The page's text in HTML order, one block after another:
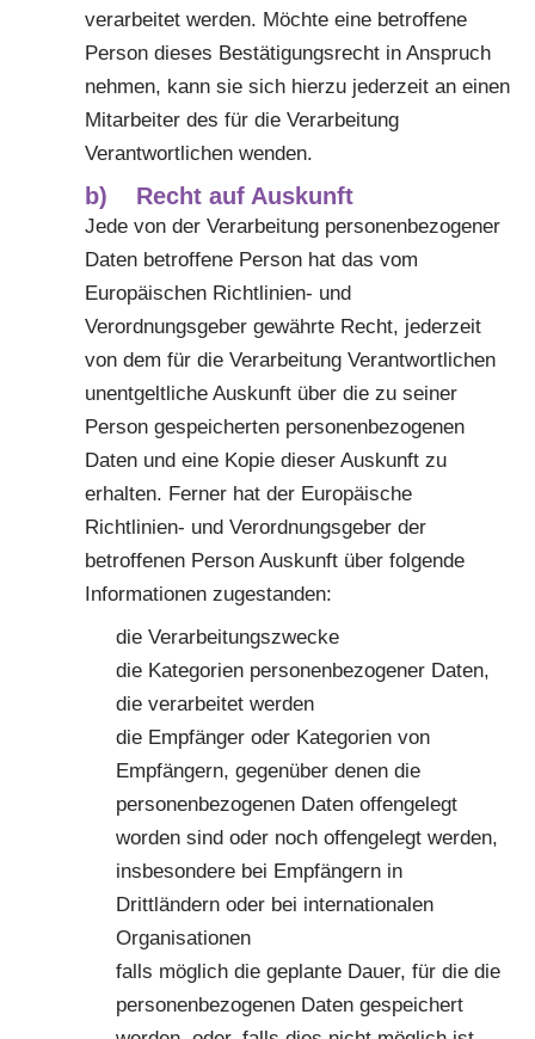
verarbeitet werden. Möchte eine betroffene
Person dieses Bestätigungsrecht in Anspruch
nehmen, kann sie sich hierzu jederzeit an einen
Mitarbeiter des für die Verarbeitung
Verantwortlichen wenden.
b) Recht auf Auskunft
Jede von der Verarbeitung personenbezogener
Daten betroffene Person hat das vom
Europäischen Richtlinien- und
Verordnungsgeber gewährte Recht, jederzeit
von dem für die Verarbeitung Verantwortlichen
unentgeltliche Auskunft über die zu seiner
Person gespeicherten personenbezogenen
Daten und eine Kopie dieser Auskunft zu
erhalten. Ferner hat der Europäische
Richtlinien- und Verordnungsgeber der
betroffenen Person Auskunft über folgende
Informationen zugestanden:
die Verarbeitungszwecke
die Kategorien personenbezogener Daten,
die verarbeitet werden
die Empfänger oder Kategorien von
Empfängern, gegenüber denen die
personenbezogenen Daten offengelegt
worden sind oder noch offengelegt werden,
insbesondere bei Empfängern in
Drittländern oder bei internationalen
Organisationen
falls möglich die geplante Dauer, für die die
personenbezogenen Daten gespeichert